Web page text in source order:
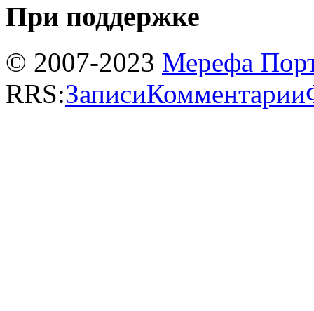
При поддержке
© 2007-2023 Мерефа
RRS:ЗаписиКомментарии